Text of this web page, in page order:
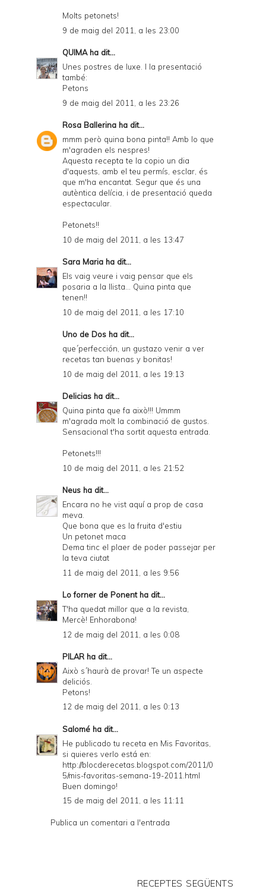
Molts petonets!
9 de maig del 2011, a les 23:00
QUIMAha dit...
Unes postres de luxe. I la presentació
també:
Petons
9 de maig del 2011, a les 23:26
Rosa Ballerina ha dit...
mmm però quina bona pinta!! Amb lo que
m'agraden els nespres!
Aquesta recepta te la copio un dia
d'aquests, amb el teu permís, esclar, és
que m'ha encantat. Segur que és una
autèntica delícia, i de presentació queda
espectacular.
Petonets!!
10 de maig del 2011, a les 13:47
Sara Maria ha dit...
Els vaig veure i vaig pensar que els
posaria a la llista... Quina pinta que
tenen!!
10 de maig del 2011, a les 17:10
Uno de Dos ha dit...
que´perfección, un gustazo venir a ver
recetas tan buenas y bonitas!
10 de maig del 2011, a les 19:13
Delicias ha dit...
Quina pinta que fa això!!! Ummm
m'agrada molt la combinació de gustos.
Sensacional t'ha sortit aquesta entrada.
Petonets!!!
10 de maig del 2011, a les 21:52
Neus ha dit...
Encara no he vist aquí a prop de casa
meva.
Que bona que es la fruita d'estiu
Un petonet maca
Dema tinc el plaer de poder passejar per
la teva ciutat
11 de maig del 2011, a les 9:56
Lo forner de Ponentha dit...
T'ha quedat millor que a la revista,
Mercè! Enhorabona!
12 de maig del 2011, a les 0:08
PILAR ha dit...
Això s´haurà de provar! Te un aspecte
deliciós.
Petons!
12 de maig del 2011, a les 0:13
Salomé ha dit...
He publicado tu receta en Mis Favoritas,
si quieres verlo está en:
http://blocderecetas.blogspot.com/2011/0
5/mis-favoritas-semana-19-2011.html
Buen domingo!
15 de maig del 2011, a les 11:11
Publica un comentari a l'entrada
RECEPTES SEGÜENTS